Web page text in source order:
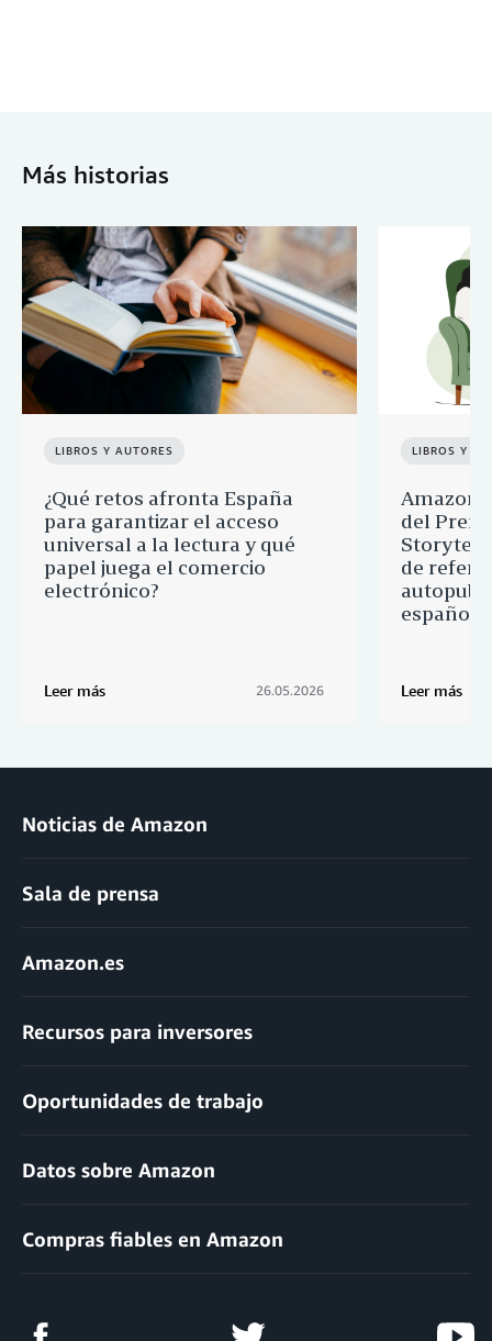
Más historias
LIBROS Y AUTORES
¿Qué retos afronta España
para garantizar el acceso
universal a la lectura y qué
papel juega el comercio
electrónico?
Leer más 26.05.2026
LIBROS Y
Amazon
del
de
española
Leer más
Noticias de Amazon
Sala de prensa
Amazon.es
Recursos para inversores
Oportunidades de trabajo
Datos sobre Amazon
Compras fiables en Amazon